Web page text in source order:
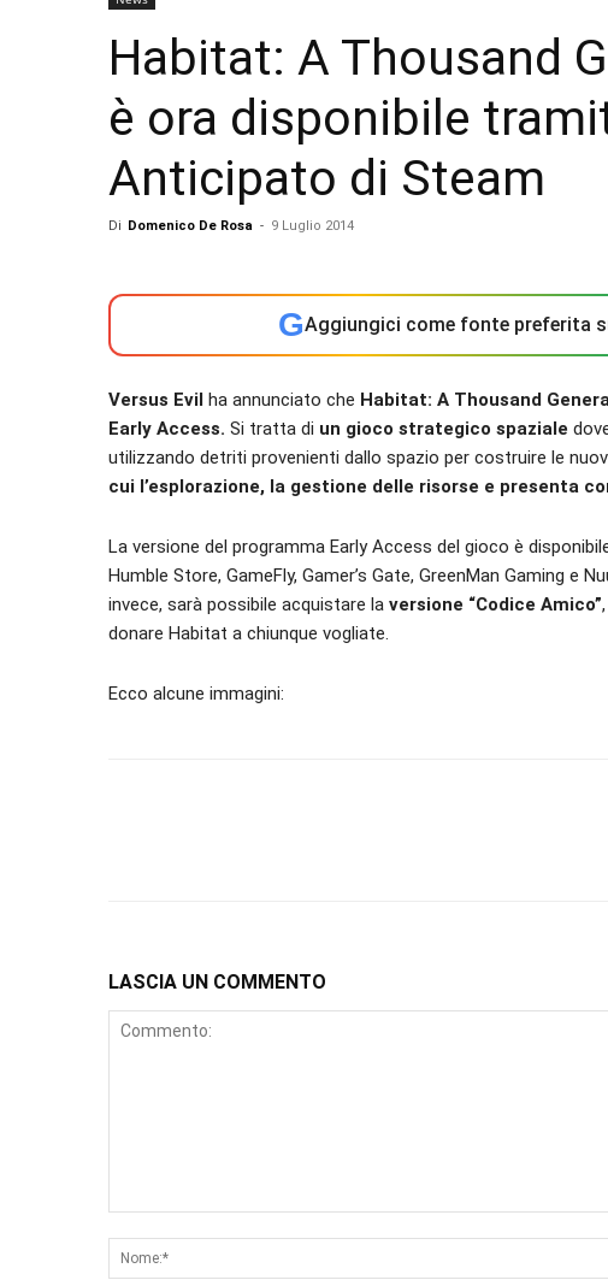
Habitat: A Thousand
è ora disponibile
Anticipato di Steam
Di Domenico De Rosa - 9 Luglio 2014
GAggiungici come fonte preferita
Versus Evil ha annunciato che Habitat: A Thousand
Early Access. Si tratta di un gioco strategico spaziale
utilizzando detriti provenienti dallo spazio per costruire le
cui l’esplorazione, la gestione delle risorse e presenta
La versione del programma Early Access del gioco è
Humble Store, GameFly, Gamer’s Gate, GreenMan Gaming e
invece, sarà possibile acquistare la versione “Codice Amico”
donare Habitat a chiunque vogliate.
Ecco alcune immagini:
LASCIA UN COMMENTO